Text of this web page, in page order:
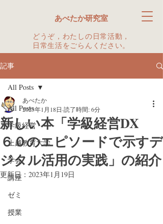
どうぞ，わたしの日常活動，
日常生活をごらんください。
あべたか研究室
記事
All Posts
学級経営
上越教育大学
学会
講座
ゼミ
授業
All Posts
新しい本「学級経営DX
６０のエピソードで示すデ
ジタル活用の実践」の紹介
あべたか
2023年1月18日 読了時間: 6分
更新日： 2023年1月19日